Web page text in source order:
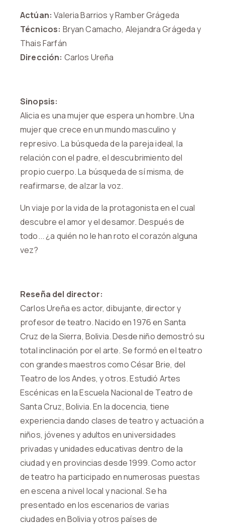
Actúan: Valeria Barrios y Ramber Grágeda
Técnicos: Bryan Camacho, Alejandra Grágeda y
Thais Farfán
Dirección: Carlos Ureña
Sinopsis:
Alicia es una mujer que espera un hombre. Una
mujer que crece en un mundo masculino y
represivo. La búsqueda de la pareja ideal, la
relación con el padre, el descubrimiento del
propio cuerpo. La búsqueda de sí misma, de
reafirmarse, de alzar la voz.
Un viaje por la vida de la protagonista en el cual
descubre el amor y el desamor. Después de
todo... ¿a quién no le han roto el corazón alguna
vez?
Reseña del director:
Carlos Ureña es actor, dibujante, director y
profesor de teatro. Nacido en 1976 en Santa
Cruz de la Sierra, Bolivia. Desde niño demostró su
total inclinación por el arte. Se formó en el teatro
con grandes maestros como César Brie, del
Teatro de los Andes, y otros. Estudió Artes
Escénicas en la Escuela Nacional de Teatro de
Santa Cruz, Bolivia. En la docencia, tiene
experiencia dando clases de teatro y actuación a
niños, jóvenes y adultos en universidades
privadas y unidades educativas dentro de la
ciudad y en provincias desde 1999. Como actor
de teatro ha participado en numerosas puestas
en escena a nivel local y nacional. Se ha
presentado en los escenarios de varias
ciudades en Bolivia y otros países de